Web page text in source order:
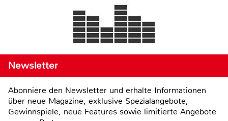
Newsletter
Abonniere den Newsletter und erhalte Informationen
über neue Magazine, exklusive Spezialangebote,
Gewinnspiele, neue Features sowie limitierte Angebote